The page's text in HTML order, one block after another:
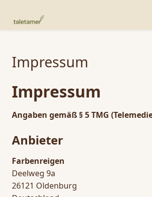
Impressum
Impressum
Angaben gemäß § 5 TMG
Anbieter
Farbenreigen
Deelweg 9a
26121 Oldenburg